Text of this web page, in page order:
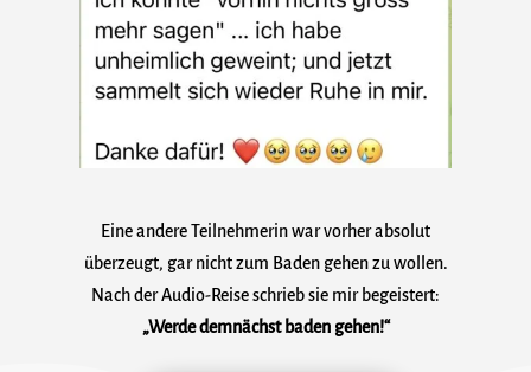
Eine andere Teilnehmerin war vorher absolut
überzeugt, gar nicht zum Baden gehen zu wollen.
Nach der Audio-Reise schrieb sie mir begeistert:
„Werde demnächst baden gehen!“